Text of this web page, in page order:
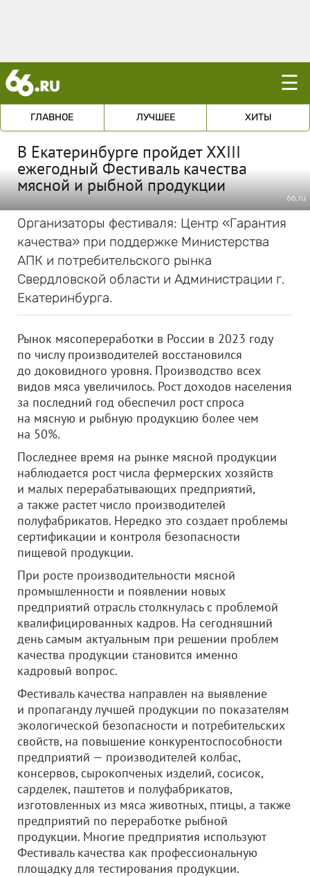
☰
ГЛАВНОЕ ЛУЧШЕЕ ХИТЫ
В Екатеринбурге пройдет XXIII
ежегодный Фестиваль качества
мясной и рыбной продукции
66.ru
Организаторы фестиваля: Центр «Гарантия
качества» при поддержке Министерства
АПК и потребительского рынка
Свердловской области и Администрации г.
Екатеринбурга.
Рынок мясопереработки в России в 2023 году
по числу производителей восстановился
до доковидного уровня. Производство всех
видов мяса увеличилось. Рост доходов населения
за последний год обеспечил рост спроса
на мясную и рыбную продукцию более чем
на 50%.
Последнее время на рынке мясной продукции
наблюдается рост числа фермерских хозяйств
и малых перерабатывающих предприятий,
а также растет число производителей
полуфабрикатов. Нередко это создает проблемы
сертификации и контроля безопасности
пищевой продукции.
При росте производительности мясной
промышленности и появлении новых
предприятий отрасль столкнулась с проблемой
квалифицированных кадров. На сегодняшний
день самым актуальным при решении проблем
качества продукции становится именно
кадровый вопрос.
Фестиваль качества направлен на выявление
и пропаганду лучшей продукции по показателям
экологической безопасности и потребительских
свойств, на повышение конкурентоспособности
предприятий — производителей колбас,
консервов, сырокопченых изделий, сосисок,
сарделек, паштетов и полуфабрикатов,
изготовленных из мяса животных, птицы, а также
предприятий по переработке рыбной
продукции. Многие предприятия используют
Фестиваль качества как профессиональную
площадку для тестирования продукции.